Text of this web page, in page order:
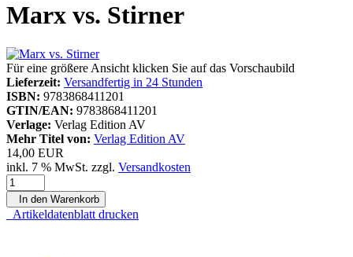
Marx vs. Stirner
Für eine größere Ansicht klicken Sie auf das Vorschaubild
Lieferzeit: Versandfertig in 24 Stunden
ISBN: 9783868411201
GTIN/EAN: 9783868411201
Verlage: Verlag Edition AV
Mehr Titel von: Verlag Edition AV
14,00 EUR
inkl. 7 % MwSt. zzgl. Versandkosten
In den Warenkorb
Artikeldatenblatt drucken